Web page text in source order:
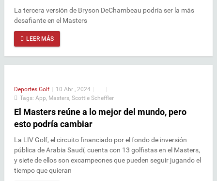
La tercera versión de Bryson DeChambeau podría ser la más
desafiante en el Masters
LEER MÁS
Deportes Golf | 10 Abr , 2024 | |
|
Tags: App Masters Scottie Scheffler
El Masters reúne a lo mejor del mundo, pero
esto podría cambiar
La LIV Golf, el circuito financiado por el fondo de inversión
pública de Arabia Saudí, cuenta con 13 golfistas en el Masters,
y siete de ellos son excampeones que pueden seguir jugando el
tiempo que quieran